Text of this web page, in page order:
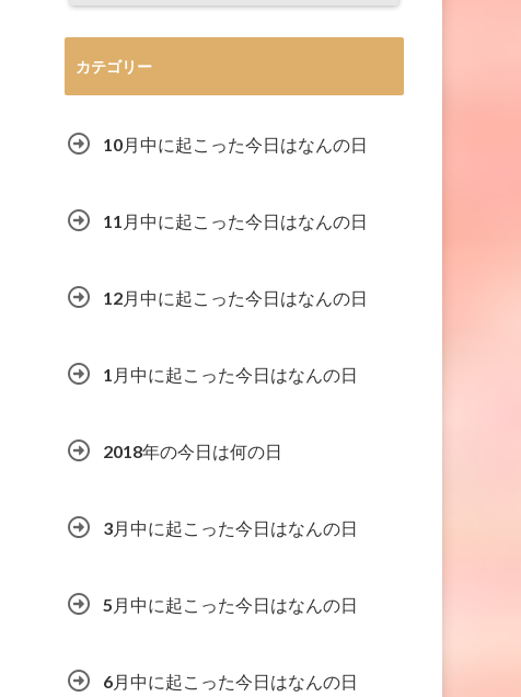
カテゴリー
10月中に起こった今日はなんの日
11月中に起こった今日はなんの日
12月中に起こった今日はなんの日
1月中に起こった今日はなんの日
2018年の今日は何の日
3月中に起こった今日はなんの日
5月中に起こった今日はなんの日
6月中に起こった今日はなんの日